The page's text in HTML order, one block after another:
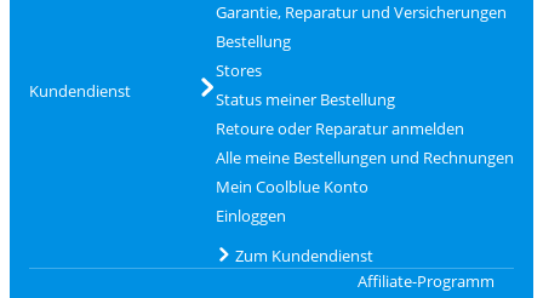
Kundendienst
Garantie, Reparatur und Versicherungen
Bestellung
Stores
Status meiner Bestellung
Retoure oder Reparatur anmelden
Alle meine Bestellungen und Rechnungen
Mein Coolblue Konto
Einloggen
Zum Kundendienst
Affiliate-Programm